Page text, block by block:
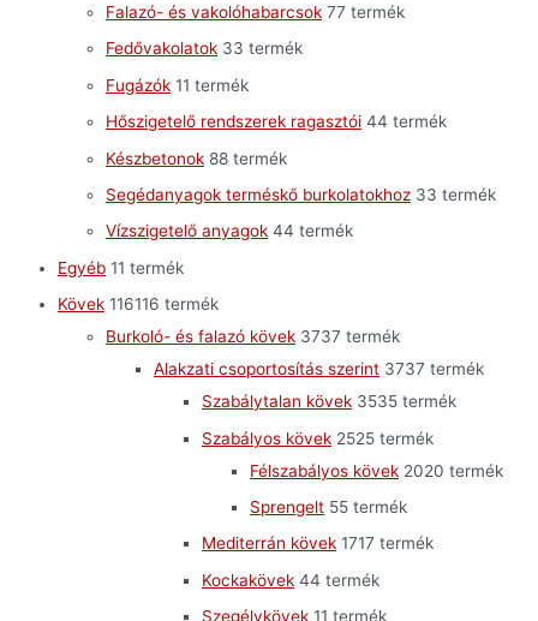
Falazó- és vakolóhabarcsok 77 termék
Fedővakolatok 33 termék
Fugázók 11 termék
Hőszigetelő rendszerek ragasztói 44 termék
Készbetonok 88 termék
Segédanyagok terméskő burkolatokhoz 33 termék
Vízszigetelő anyagok 44 termék
Egyéb 11 termék
Kövek 116116 termék
Burkoló- és falazó kövek 3737 termék
Alakzati csoportosítás szerint 3737 termék
Szabálytalan kövek 3535 termék
Szabályos kövek 2525 termék
Félszabályos kövek 2020 termék
Sprengelt 55 termék
Mediterrán kövek 1717 termék
Kockakövek 44 termék
Szegélykövek 11 termék